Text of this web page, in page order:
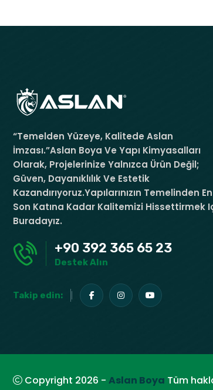
“Temelden Yüzeye, Kalitede Aslan
İmzası.”Aslan Boya Ve Yapı Kimyasalları
Olarak, Projelerinize Yalnızca Ürün Değil;
Güven, Dayanıklılık Ve Estetik
Kazandırıyoruz.Yapılarınızın Temelinden En
Son Katına Kadar Kalitemizi Hissettirmek
Buradayız.
+90 392 365 65 23
Destek Alın
Takip edin:
Copyright 2026 - Aslan Boya Tüm